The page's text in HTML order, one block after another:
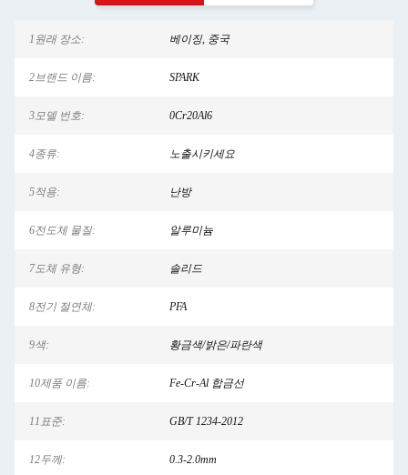
1원래 장소: 베이징, 중국
2브랜드 이름: SPARK
3모델 번호: 0Cr20Al6
4종류: 노출시키세요
5적용: 난방
6전도체 물질: 알루미늄
7도체 유형: 솔리드
8전기 절연체: PFA
9색: 황금색/밝은/파란색
10제품 이름: Fe-Cr-Al 합금선
11표준: GB/T 1234-2012
12두께: 0.3-2.0mm